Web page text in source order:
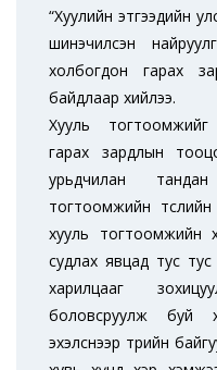
“Хуулийн этгээдийн
шинэчилсэн
холбогдон гарах
байдлаар хийлээ.
Хууль тогтоомжийг
гарах зардлын
урьдчилан
тогтоомжийн төслийн
хууль тогтоомжийн
судлах явцад тус
харилцааг
боловсруулж буй
эхэлснээр төрийн